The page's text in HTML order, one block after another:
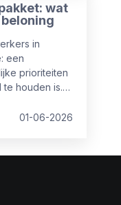
wat
in
een
prioriteiten
houden is.
01-06-2026